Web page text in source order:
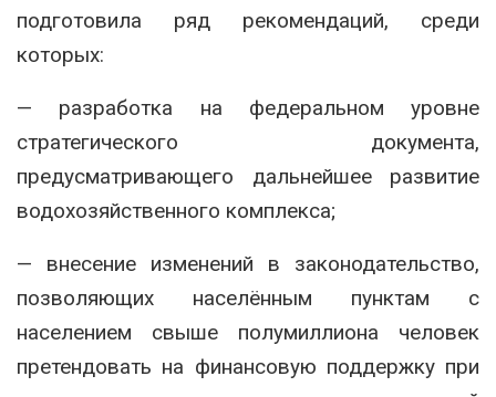
подготовила ряд рекомендаций, среди
которых:
— разработка на федеральном уровне
стратегического документа,
предусматривающего дальнейшее развитие
водохозяйственного комплекса;
— внесение изменений в законодательство,
позволяющих населённым пунктам с
населением свыше полумиллиона человек
претендовать на финансовую поддержку при